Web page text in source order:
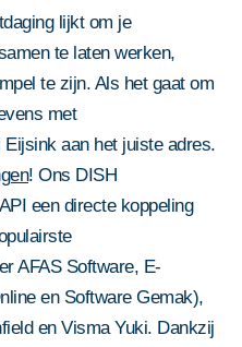
lijkt om je
te laten werken,
te zijn. Als het gaat om
met
aan het juiste adres.
! Ons DISH
een directe koppeling
AFAS Software, E-
en Software Gemak),
en Visma Yuki. Dankzij